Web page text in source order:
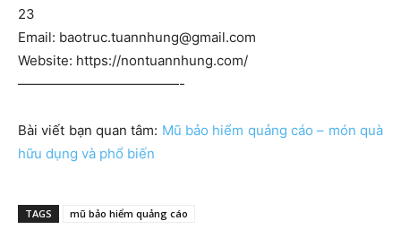
23
Email: baotruc.tuannhung@gmail.com
Website: https://nontuannhung.com/
————————————-
Bài viết bạn quan tâm: Mũ bảo hiểm quảng cáo – món quà
hữu dụng và phổ biến
TAGS mũ bảo hiểm quảng cáo